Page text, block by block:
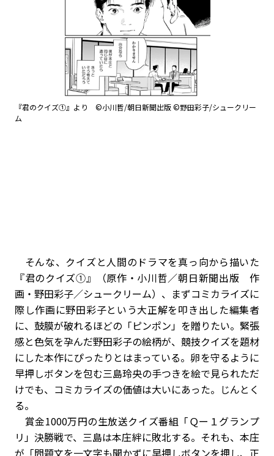
『君のクイズ①』より ©小川哲/朝日新聞出版 ©野田彩子/シュークリー
ム
そんな、クイズと人間のドラマを真っ向から描いた
『君のクイズ①』（原作・小川哲／朝日新聞出版 作
画・野田彩子／シュークリーム）、まずコミカライズに
際し作画に野田彩子という大正解を叩き出した編集者
に、鼓膜が破れるほどの「ピンポン」を贈りたい。緊張
感と色気を孕んだ野田彩子の絵柄が、競技クイズを題材
にした本作にぴったりとはまっている。卵を守るように
早押しボタンを包む三島玲央の手つきを絵で見られただ
けでも、コミカライズの価値は大いにあった。じんとく
る。
賞金1000万円の生放送クイズ番組「Ｑー１グランプ
リ」決勝戦で、三島は本庄絆に敗北する。それも、本庄